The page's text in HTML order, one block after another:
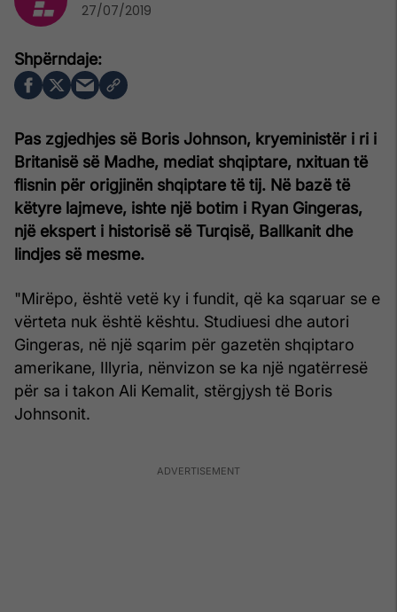
Pas zgjedhjes së Boris Johnson, kryeministër i ri i
Britanisë së Madhe, mediat shqiptare, nxituan të
flisnin për origjinën shqiptare të tij. Në bazë të
këtyre lajmeve, ishte një botim i Ryan Gingeras,
një ekspert i historisë së Turqisë, Ballkanit dhe
lindjes së mesme.
"Mirëpo, është vetë ky i fundit, që ka sqaruar se e
vërteta nuk është kështu. Studiuesi dhe autori
Gingeras, në një sqarim për gazetën shqiptaro
amerikane, Illyria, nënvizon se ka një ngatërresë
për sa i takon Ali Kemalit, stërgjysh të Boris
Johnsonit.
27/07/2019